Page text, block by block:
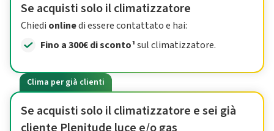
Se acquisti solo il climatizzatore
Chiedi onlinedi essere contattato e hai:
Fino a 300€ di sconto¹sul climatizzatore.
Clima per già clienti
Se acquisti solo il climatizzatore e sei già